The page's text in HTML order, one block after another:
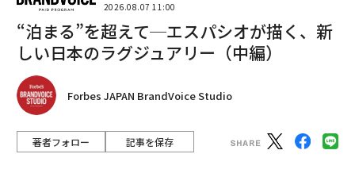
2026.08.07 11:00
“泊まる”を超えて─エスパシオが描く、新
しい日本のラグジュアリー（中編）
Forbes JAPAN BrandVoice Studio
著者フォロー 記事を保存